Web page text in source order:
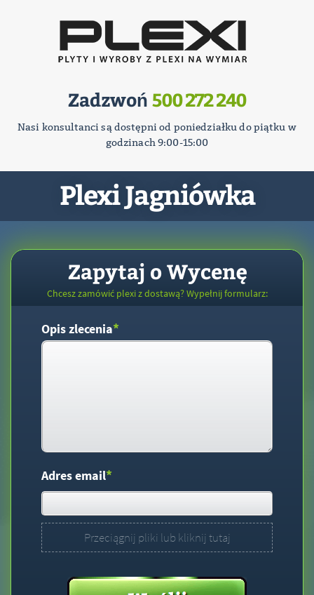
Zadzwoń 500 272 240
Nasi konsultanci są dostępni od poniedziałku do piątku w
godzinach 9:00-15:00
Plexi Jagniówka
Zapytaj o Wycenę
Chcesz zamówić plexi z dostawą? Wypełnij formularz:
Opis zlecenia*
Adres email*
Przeciągnij pliki lub kliknij tutaj